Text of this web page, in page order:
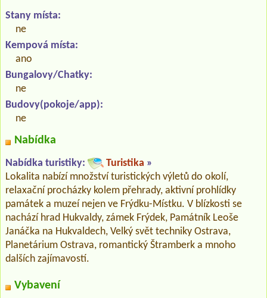
Stany místa:
ne
Kempová místa:
ano
Bungalovy/Chatky:
ne
Budovy(pokoje/app):
ne
Nabídka
Nabídka turistiky: Turistika »
Lokalita nabízí množství turistických výletů do okolí,
relaxační procházky kolem přehrady, aktivní prohlídky
památek a muzeí nejen ve Frýdku-Místku. V blízkosti se
nachází hrad Hukvaldy, zámek Frýdek, Památník Leoše
Janáčka na Hukvaldech, Velký svět techniky Ostrava,
Planetárium Ostrava, romantický Štramberk a mnoho
dalších zajímavostí.
Vybavení